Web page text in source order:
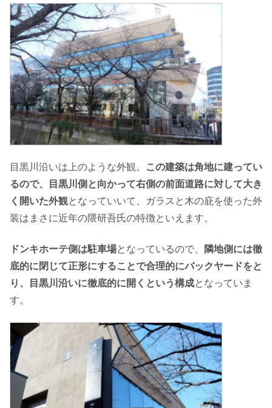
目黒川沿いは上のような外観。
この建築は角地に建ってい
るので、目黒川側と向かって右側の前面道路に対して大き
く開いた外観となっていいて、ガラスと木の庇を使った外
装はまさに近年の隈研吾氏の特徴といえます。
ドンキホーテ側は駐車場となっているので、
隣地側には徹
底的に閉じて正形にすることで合理的にバックヤードをと
り、目黒川沿いに徹底的に開くという構成となっていま
す。